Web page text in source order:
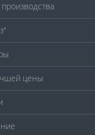
цены